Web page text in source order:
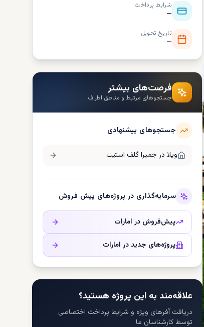
شرایط پرداخت
—
تاریخ تحویل
—
فرصت‌های بیشتر
جستجوهای مرتبط و مناطق اطراف
جستجوهای پیشنهادی
ویلا در جمیرا گلف استیت
سرمایه‌گذاری در پروژه‌های پیش فروش
پیش‌فروش در امارات
پروژه‌های جدید در امارات
علاقه‌مند به این پروژه هستید؟
دریافت آفرهای ویژه و شرایط پرداخت اختصاصی
توسط کارشناسان ما